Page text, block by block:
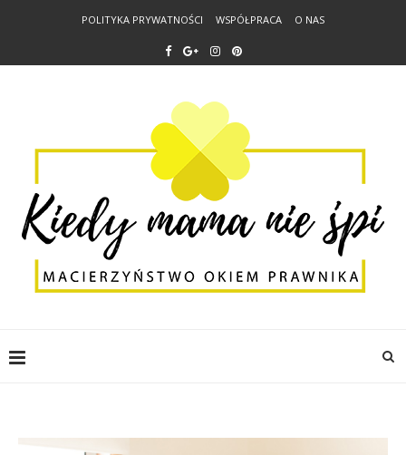
POLITYKA PRYWATNOŚCI WSPÓŁPRACA O NAS